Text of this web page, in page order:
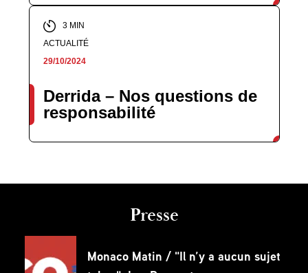
3 MIN
ACTUALITÉ
29/10/2024
Derrida – Nos questions de
responsabilité
Presse
Monaco Matin / "Il n’y a aucun sujet